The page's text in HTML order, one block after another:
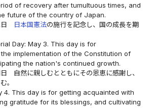
of recovery after tumultuous times, and
future of the country of Japan.
日
日本国憲法の施行を記念し、国の成長を期
Day: May 3. This day is for
implementation of the Constitution of
the nation's continued growth.
自然に親しむとともにその恩恵に感謝し、
。
4. This day is for getting acquainted with
gratitude for its blessings, and cultivating